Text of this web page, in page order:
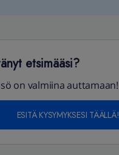
etsimääsi?
on valmiina auttamaan!
ESITÄ KYSYMYKSESI TÄÄLLÄ!